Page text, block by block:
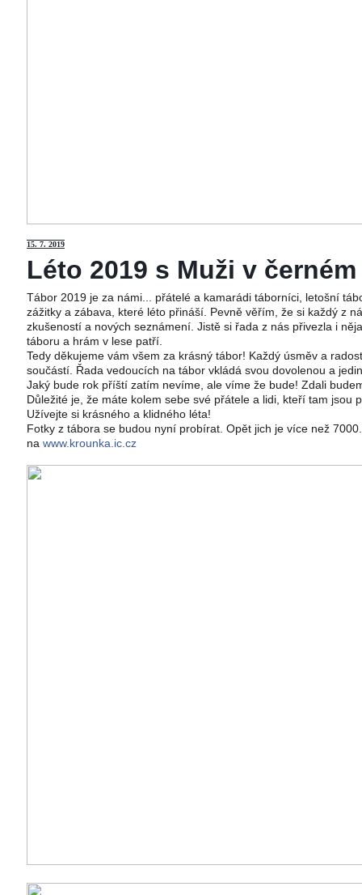
15. 7. 2019
Léto 2019 s Muži v
Tábor 2019 je za námi... přátelé a kamarádi táborníci, letošní
zážitky a zábava, které léto přináší. Pevně věřím, že si každý z
zkušeností a nových seznámení. Jistě si řada z nás přivezla i
táboru a hrám v lese patří.
Tedy děkujeme vám všem za krásný tábor! Každý úsměv a
součástí. Řada vedoucích na tábor vkládá svou dovolenou a
Jaký bude rok příští zatím nevíme, ale víme že bude! Zdali
Důležité je, že máte kolem sebe své přátele a lidi, kteří tam jsou
Užívejte si krásného a klidného léta!
Fotky z tábora se budou nyní probírat. Opět jich je více než
na www.krounka.ic.cz